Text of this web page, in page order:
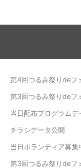
第4回つるみ祭りdeフ
第3回つるみ祭りdeフ
当日配布プログラムデ
チラシデータ公開
当日ボランティア募集
第3回つるみ祭りdeフ